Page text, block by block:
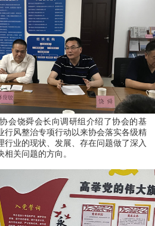
会饶舜会长向调研组介绍了协会的基
行风整治专项行动以来协会落实各级精
业的现状、发展、存在问题做了深入
关问题的方向。